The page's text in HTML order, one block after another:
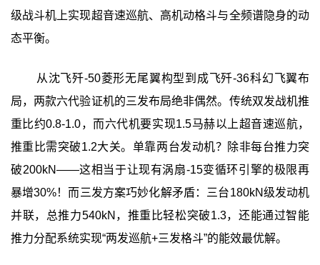
级战斗机上实现超音速巡航、高机动格斗与全频谱隐身的动
态平衡。
从沈飞歼-50菱形无尾翼构型到成飞歼-36科幻飞翼布
局，两款六代验证机的三发布局绝非偶然。传统双发战机推
重比约0.8-1.0，而六代机要实现1.5马赫以上超音速巡航，
推重比需突破1.2大关。单靠两台发动机？除非每台推力突
破200kN——这相当于让现有涡扇-15变循环引擎的极限再
暴增30%！而三发方案巧妙化解矛盾：三台180kN级发动机
并联，总推力540kN，推重比轻松突破1.3，还能通过智能
推力分配系统实现“两发巡航+三发格斗”的能效最优解。